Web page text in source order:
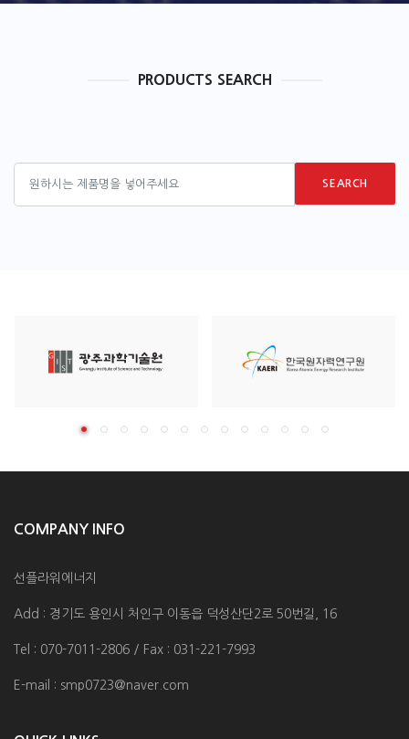
PRODUCTS SEARCH
SEARCH
COMPANY INFO
선플라워에너지
Add : 경기도 용인시 처인구 이동읍 덕성산단2로 50번길, 16
Tel : 070-7011-2806 / Fax : 031-221-7993
E-mail : smp0723@naver.com